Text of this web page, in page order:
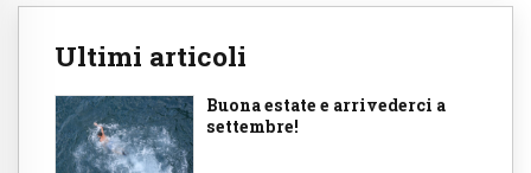
Ultimi articoli
Buona estate e arrivederci a
settembre!